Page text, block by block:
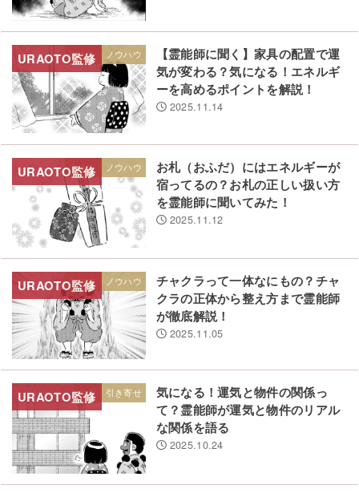
生き方・ノウハウ
【霊能師に聞く】家具の配置で運
気が変わる？気になる！エネルギ
ーを高めるポイントを解説！
2025.11.14
生き方・ノウハウ
お札（おふだ）にはエネルギーが
宿ってるの？お札の正しい扱い方
を霊能師に聞いてみた！
2025.11.12
生き方・ノウハウ
チャクラって一体なにもの？チャ
クラの正体から整え方まで霊能師
が徹底解説！
2025.11.05
幸運・引き寄せ
気になる！運気と物件の関係っ
て？霊能師が運気と物件のリアル
な関係を語る
2025.10.24